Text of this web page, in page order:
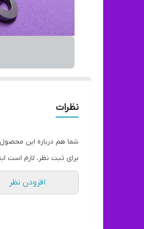
نظرات
شما هم درباره این
برای ثبت نظر، لازم است
افزودن نظر